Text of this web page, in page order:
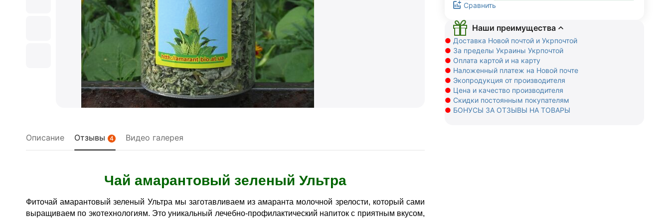
Сравнить
Наши преимущества
● Доставка Новой почтой и Укрпочтой
● За пределы Украины Укрпочтой
● Оплата картой и на карту
● Наложенный платеж на Новой почте
● Экопродукция от производителя
● Цена и качество производителя
● Скидки постоянным покупателям
● БОНУСЫ ЗА ОТЗЫВЫ НА ТОВАРЫ
Описание Отзывы 4 Видео галерея
Чай амарантовый зеленый Ультра
Фиточай амарантовый зеленый Ультра мы заготавливаем из амаранта молочной зрелости, который сами
выращиваем по экотехнологиям. Это уникальный лечебно-профилактический напиток с приятным вкусом,